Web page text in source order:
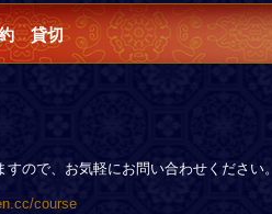
貸切
ので、お気軽にお問い合わせください。
course